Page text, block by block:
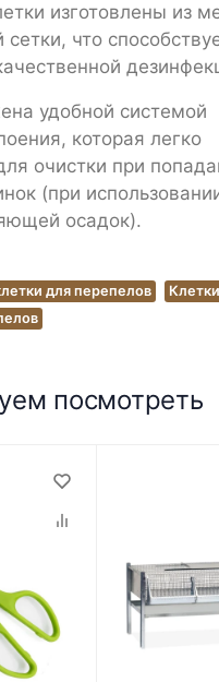
изготовлены из
что
удобной системой
которая легко
очистки при
(при
осадок).
для перепелов
посмотреть